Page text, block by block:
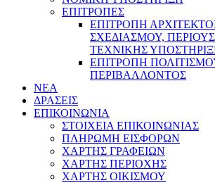
ΕΠΙΤΡΟΠΕΣ
ΕΠΙΤΡΟΠΗ
ΣΧΕΔΙΑΣΜΟΥ,
ΤΕΧΝΙΚΗΣ
ΕΠΙΤΡΟΠΗ
ΠΕΡΙΒΑΛΛΟΝΤΟΣ
NEA
ΔΡΑΣΕΙΣ
ΕΠΙΚΟΙΝΩΝΙΑ
ΣΤΟΙΧΕΙΑ ΕΠΙΚΟΙΝΩΝΙΑΣ
ΠΛΗΡΩΜΗ ΕΙΣΦΟΡΩΝ
ΧΑΡΤΗΣ ΓΡΑΦΕΙΩΝ
ΧΑΡΤΗΣ ΠΕΡΙΟΧΗΣ
ΧΑΡΤΗΣ ΟΙΚΙΣΜΟΥ